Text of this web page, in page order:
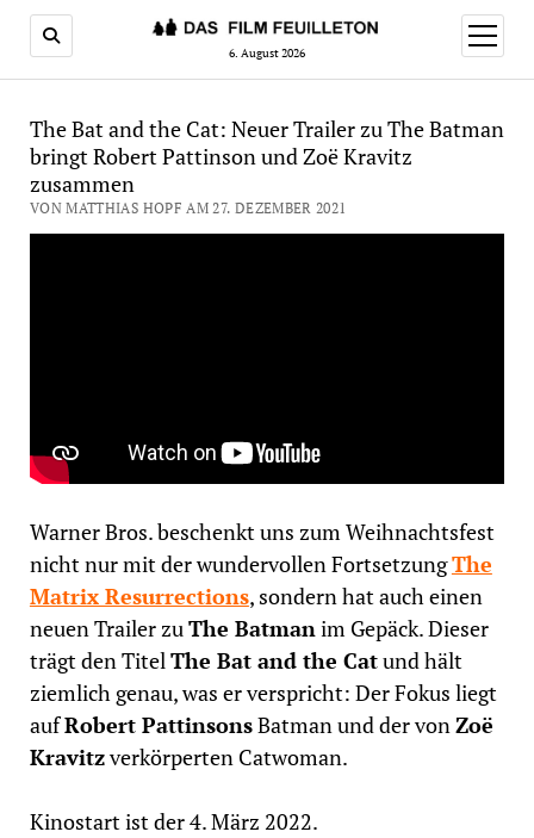
6. August 2026
Menü
öffnen
The Bat and the Cat: Neuer Trailer zu The Batman
bringt Robert Pattinson und Zoë Kravitz
zusammen
VON MATTHIAS HOPF AM 27. DEZEMBER 2021
Warner Bros. beschenkt uns zum Weihnachtsfest
nicht nur mit der wundervollen FortsetzungThe
Matrix Resurrections, sondern hat auch einen
neuen Trailer zuThe Batmanim Gepäck. Dieser
trägt den TitelThe Bat and the Catund hält
ziemlich genau, was er verspricht: Der Fokus liegt
aufRobert PattinsonsBatman und der vonZoë
Kravitzverkörperten Catwoman.
Kinostart ist der 4. März 2022.